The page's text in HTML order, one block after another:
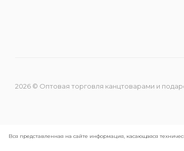
2026 © Оптовая торговля канцтоварами и
Вся представленная на сайте информация, касающаяся